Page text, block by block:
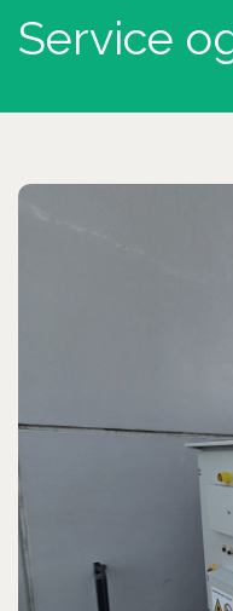
Service